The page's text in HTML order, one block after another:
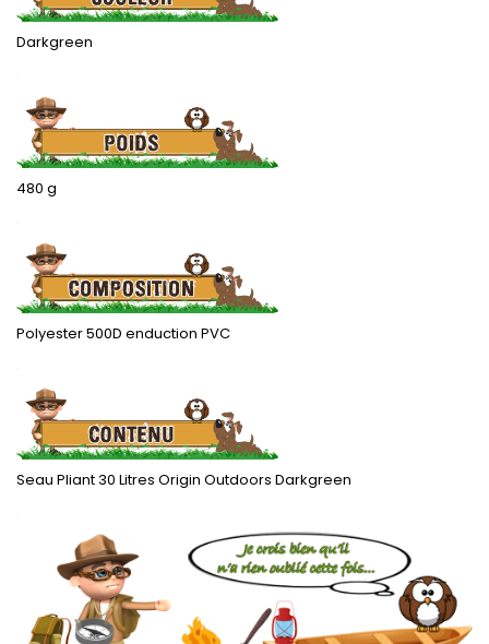
Darkgreen
.
480 g
.
Polyester 500D enduction PVC
.
Seau Pliant 30 Litres Origin Outdoors Darkgreen
.